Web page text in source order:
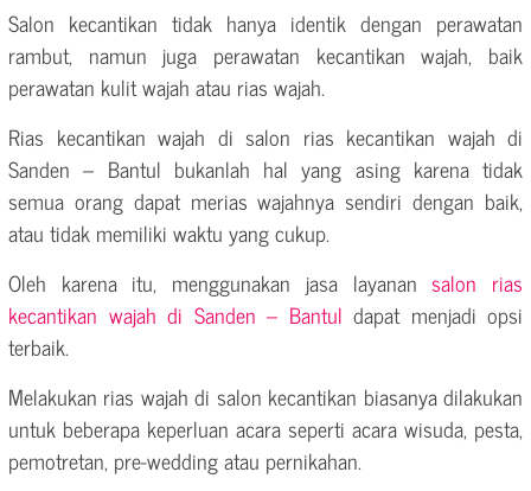
Salon kecantikan tidak hanya identik dengan perawatan
rambut, namun juga perawatan kecantikan wajah, baik
perawatan kulit wajah atau rias wajah.
Rias kecantikan wajah di salon rias kecantikan wajah di
Sanden – Bantul bukanlah hal yang asing karena tidak
semua orang dapat merias wajahnya sendiri dengan baik,
atau tidak memiliki waktu yang cukup.
Oleh karena itu, menggunakan jasa layanan salon rias
kecantikan wajah di Sanden – Bantul dapat menjadi opsi
terbaik.
Melakukan rias wajah di salon kecantikan biasanya dilakukan
untuk beberapa keperluan acara seperti acara wisuda, pesta,
pemotretan, pre-wedding atau pernikahan.